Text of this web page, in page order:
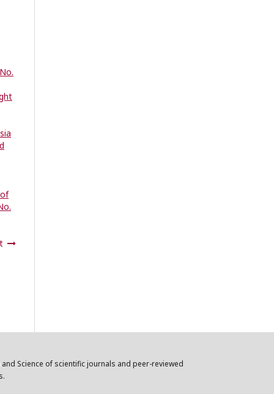
Science of scientific journals and peer-reviewed